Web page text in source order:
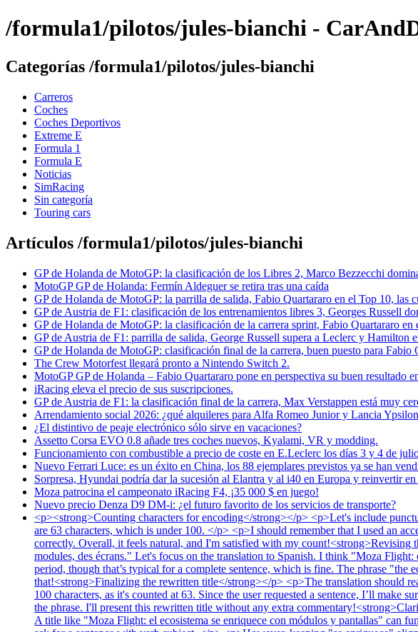
/formula1/pilotos/jules-bianchi -
Categorías /formula1/pilotos/jules-bianchi
Carreros
Coches
Coches Deportivos
Extreme E
Formula 1
Formula E
Noticias
SimRacing
Sin categoría
Touring cars
Artículos /formula1/pilotos/jules-bianchi
GP de Holanda de MotoGP: la clasificación de los Libres 2, Marco Bezzecchi
MotoGP GP de Holanda: Fermín Aldeguer se retira tras una caída
GP de Holanda de MotoGP: la parrilla de salida, Fabio Quartararo en el Top 10, las
GP de Austria de F1: clasificación de los entrenamientos libres 3, Georges Russell
GP de Holanda de MotoGP: la clasificación de la carrera sprint, Fabio Quartararo
GP de Austria de F1: parrilla de salida, George Russell supera a Leclerc y Hamilton
GP de Holanda de MotoGP: clasificación final de la carrera, buen puesto para Fabio
The Crew Motorfest llegará pronto a Nintendo Switch 2.
MotoGP GP de Holanda – Fabio Quartararo pone en perspectiva su buen resultado
iRacing eleva el precio de sus suscripciones.
GP de Austria de F1: la clasificación final de la carrera, Max Verstappen está muy
Arrendamiento social 2026: ¿qué alquileres para Alfa Romeo Junior y Lancia
¿El distintivo de peaje electrónico sólo sirve en vacaciones?
Assetto Corsa EVO 0.8 añade tres coches nuevos, Kyalami, VR y modding.
Funcionamiento con combustible a precio de coste en E.Leclerc los días 3 y 4 de
Nuevo Ferrari Luce: es un éxito en China, los 88 ejemplares previstos ya se han
Sorpresa, Hyundai podría dar la sucesión al Elantra y al i40 en Europa y reinvertir
Moza patrocina el campeonato iRacing F4, ¡35 000 $ en juego!
Nuevo precio Denza D9 DM-i: ¿el futuro favorito de los servicios de transporte?
<p><strong>Counting characters for encoding</strong></p> <p>Let's include
are 63 characters, which is under 100. </p> <p>I should remember that I used an
correctly. Overall, it feels natural, and I'm satisfied with my
modules, des écrans." Let's focus on the translation to Spanish. I think "Moza
period, though that’s typical for a complete sentence, which is fine. The phrase "the
that!<strong>Finalizing the rewritten title</strong></p> <p>The translation should
100 characters, as it's counted at 63. Since the user requested a sentence, I’ll
the phrase. I'll present this rewritten title without any extra
A title like "Moza Flight: el ecosistema se enriquece con módulos y pantallas" can